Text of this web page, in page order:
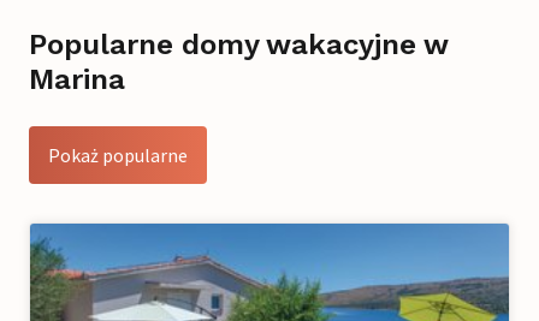
Popularne domy wakacyjne w
Marina
Pokaż popularne